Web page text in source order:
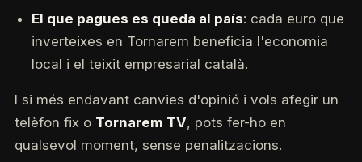
El que pagues es queda al país: cada euro que
inverteixes en Tornarem beneficia l'economia
local i el teixit empresarial català.
I si més endavant canvies d'opinió i vols afegir un
telèfon fix o Tornarem TV, pots fer-ho en
qualsevol moment, sense penalitzacions.